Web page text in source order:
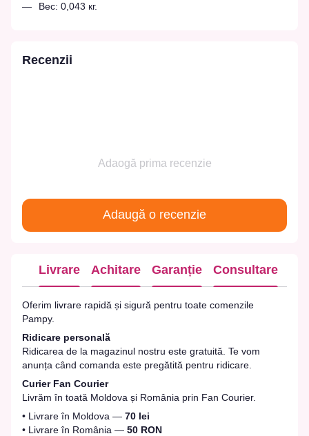
Вес: 0,043 кг.
Recenzii
Adaogă prima recenzie
Adaugă o recenzie
Livrare Achitare Garanție Consultare
Oferim livrare rapidă și sigură pentru toate comenzile
Pampy.
Ridicare personală
Ridicarea de la magazinul nostru este gratuită. Te vom
anunța când comanda este pregătită pentru ridicare.
Curier Fan Courier
Livrăm în toată Moldova și România prin Fan Courier.
• Livrare în Moldova — 70 lei
• Livrare în România — 50 RON